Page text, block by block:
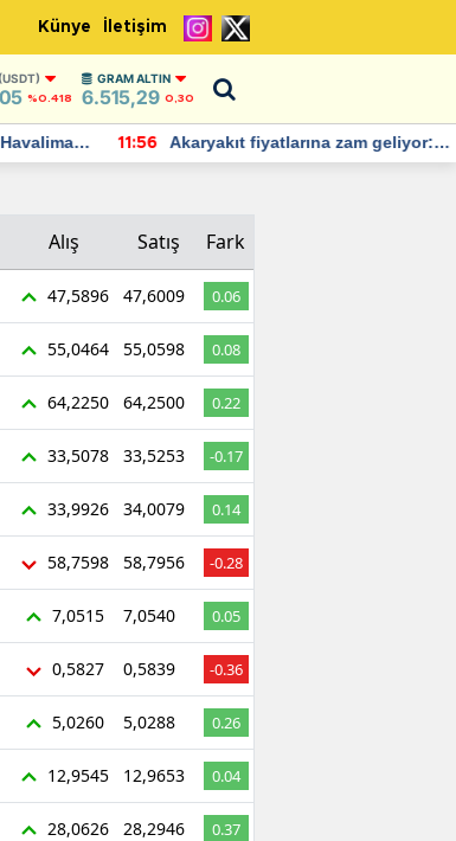
Künye İletişim
(USDT)
%0.418
GRAM ALTIN
6.515,29 0,30
11:56
Akaryakıt fiyatlarına zam geliyor:
Yeni tarih açıklandı
Alış Satış Fark
47,5896 47,6009 0.06
55,0464 55,0598 0.08
64,2250 64,2500
0.22
33,5078 33,5253 -0.17
33,9926 34,0079 0.14
58,7598 58,7956 -0.28
7,0515 7,0540 0.05
0,5827 0,5839 -0.36
5,0260 5,0288 0.26
12,9545 12,9653 0.04
28,0626 28,2946 0.37